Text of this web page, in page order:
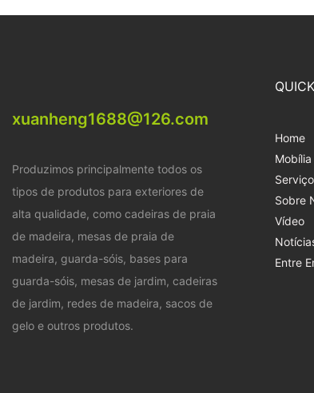
XH-B010
xuanheng1688@126.com
Produzimos principalmente todos os
tipos de produtos para exteriores de
alta qualidade, como cadeiras de praia
de madeira, mesas de praia de
madeira, guarda-sóis, bases para
guarda-sóis, mesas de jardim, cadeiras
de jardim, redes de madeira, sacos de
gelo e outros produtos.
Home
Sobre
Vídeo
Entre